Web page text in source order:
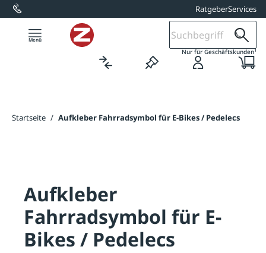
springen RatgeberServices
Nur für Geschäftskunden1
Startseite / Aufkleber Fahrradsymbol für E-Bikes / Pedelecs
Aufkleber
Fahrradsymbol für E-
Bikes / Pedelecs